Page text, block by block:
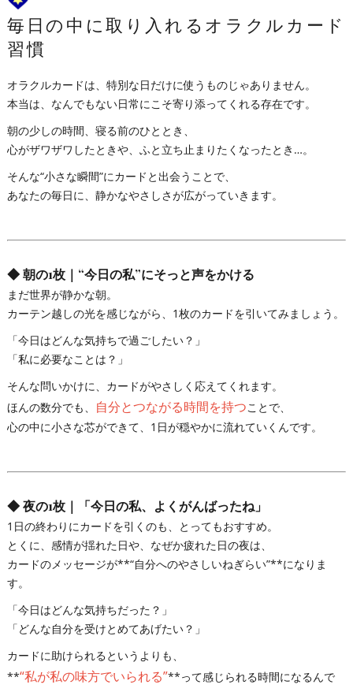
毎日の中に取り入れるオラクルカード
習慣
オラクルカードは、特別な日だけに使うものじゃありません。
本当は、なんでもない日常にこそ寄り添ってくれる存在です。
朝の少しの時間、寝る前のひととき、
心がザワザワしたときや、ふと立ち止まりたくなったとき…。
そんな“小さな瞬間”にカードと出会うことで、
あなたの毎日に、静かなやさしさが広がっていきます。
◆朝の1枚｜“今日の私”にそっと声をかける
まだ世界が静かな朝。
カーテン越しの光を感じながら、1枚のカードを引いてみましょう。
「今日はどんな気持ちで過ごしたい？」
「私に必要なことは？」
そんな問いかけに、カードがやさしく応えてくれます。
ほんの数分でも、
自分とつながる時間を持つことで、
心の中に小さな芯ができて、1日が穏やかに流れていくんです。
◆夜の1枚｜「今日の私、よくがんばったね」
1日の終わりにカードを引くのも、とってもおすすめ。
とくに、感情が揺れた日や、なぜか疲れた日の夜は、
カードのメッセージが**“自分へのやさしいねぎらい”**になりま
す。
「今日はどんな気持ちだった？」
「どんな自分を受けとめてあげたい？」
カードに助けられるというよりも、
**“私が私の味方でいられる”**って感じられる時間になるんで